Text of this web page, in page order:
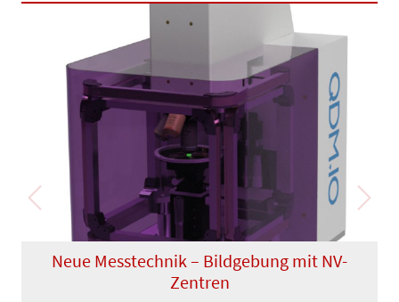
Neue Messtechnik – Bildgebung mit NV-
Zentren
Previous Next